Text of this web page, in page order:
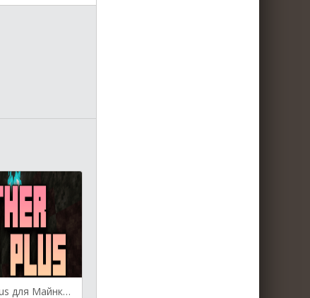
Nether Ores Plus для Майнкрафт [1.19.2, 1.18.2, 1.17.1]